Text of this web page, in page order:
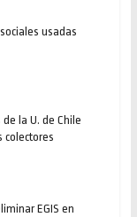
usadas
la U. de Chile
colectores
EGIS en